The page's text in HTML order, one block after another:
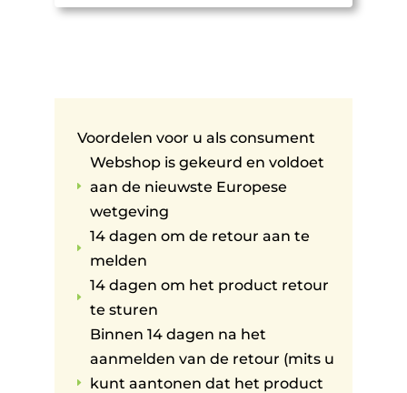
Voordelen voor u als consument
E
Webshop is gekeurd en voldoet
aan de nieuwste Europese
wetgeving
E
14 dagen om de retour aan te
melden
E
14 dagen om het product retour
te sturen
E
Binnen 14 dagen na het
aanmelden van de retour (mits u
kunt aantonen dat het product